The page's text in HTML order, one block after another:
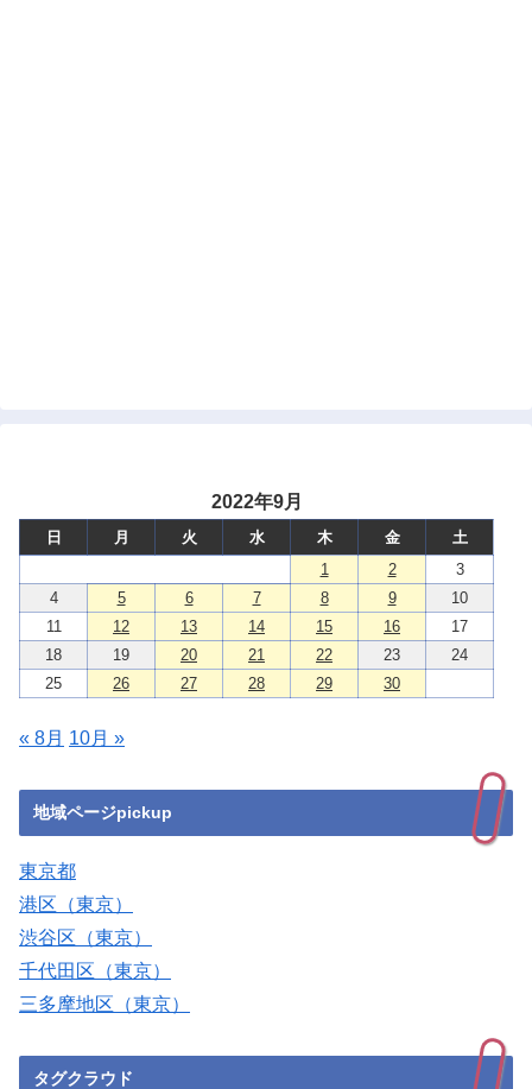
2022年9月
日 月 火 水 木 金
土
1
2
3
4
5 6 7 8 9
10
11
12 13 14 15 16
17
18
19 20 21 22 23
24
25
26 27 28 29 30
« 8月 10月 »
地域ページpickup
東京都
港区（東京）
渋谷区（東京）
千代田区（東京）
三多摩地区（東京）
タグクラウド